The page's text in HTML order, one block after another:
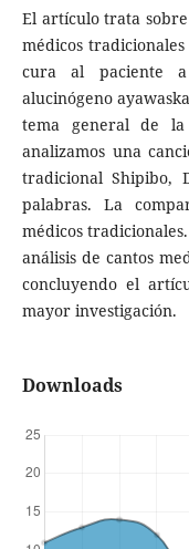
El artículo trata
médicos
cura al paciente
alucinógeno
tema general de
analizamos una
tradicional Shipibo,
palabras. La
médicos
análisis de cantos
concluyendo el
mayor investigación.
Downloads